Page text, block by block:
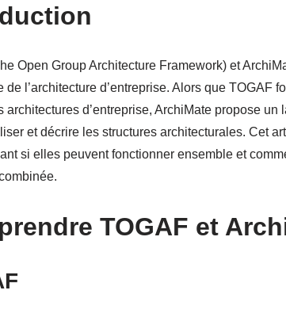
Open Group Architecture Framework) et
de l’architecture d’entreprise. Alors que
architectures d’entreprise, ArchiMate propose
et décrire les structures architecturales. Cet
si elles peuvent fonctionner ensemble et
TOGAF et